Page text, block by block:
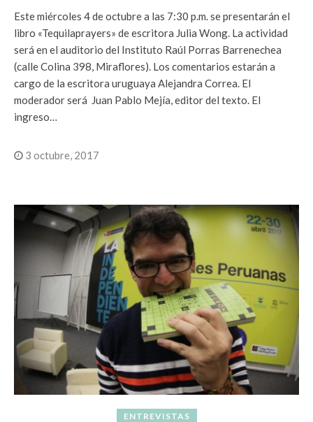
Este miércoles 4 de octubre a las 7:30 p.m. se presentarán el
libro «Tequilaprayers» de escritora Julia Wong. La actividad
será en el auditorio del Instituto Raúl Porras Barrenechea
(calle Colina 398, Miraflores). Los comentarios estarán a
cargo de la escritora uruguaya Alejandra Correa. El
moderador será Juan Pablo Mejía, editor del texto. El
ingreso…
3 octubre, 2017
ENTREVISTAS